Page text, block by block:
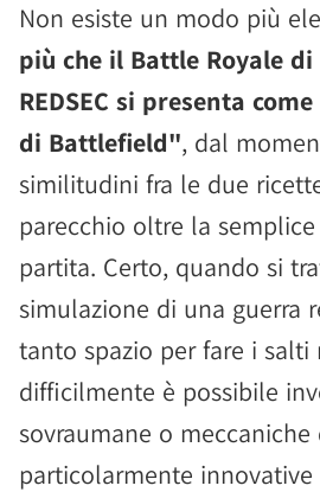
Non esiste un modo più
più che il Battle Royale
REDSEC si presenta
di Battlefield", dal
similitudini fra le due
parecchio oltre la
partita. Certo, quando si
simulazione di una guerra
tanto spazio per fare i salti
difficilmente è possibile
sovraumane o meccaniche
particolarmente